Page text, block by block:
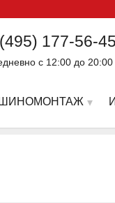
177-56-45
с 12:00 до 20:00
ШИНОМОНТАЖ